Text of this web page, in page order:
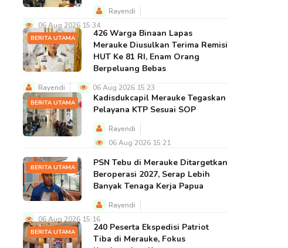
Rayendi
06 Aug 2026 15:34
BERITA UTAMA
426 Warga Binaan Lapas
Merauke Diusulkan Terima Remisi
HUT Ke 81 RI, Enam Orang
Berpeluang Bebas
Rayendi 06 Aug 2026 15:23
BERITA UTAMA
Kadisdukcapil Merauke Tegaskan
Pelayana KTP Sesuai SOP
Rayendi
06 Aug 2026 15:21
BERITA UTAMA
PSN Tebu di Merauke Ditargetkan
Beroperasi 2027, Serap Lebih
Banyak Tenaga Kerja Papua
Rayendi
06 Aug 2026 15:16
BERITA UTAMA
240 Peserta Ekspedisi Patriot
Tiba di Merauke, Fokus